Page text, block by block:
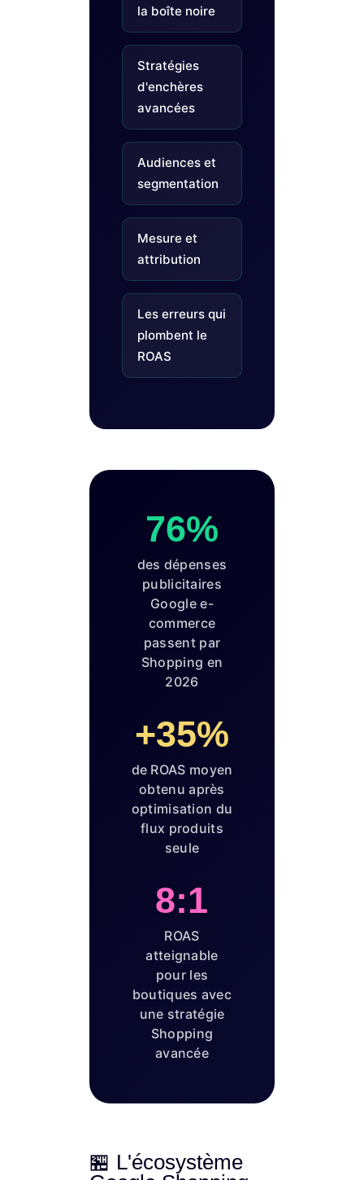
la boîte noire
Stratégies
d'enchères
avancées
Audiences et
segmentation
Mesure et
attribution
Les erreurs qui
plombent le
ROAS
76%
des dépenses
publicitaires
Google e-
commerce
passent par
Shopping en
2026
+35%
de ROAS moyen
obtenu après
optimisation du
flux produits
seule
8:1
ROAS
atteignable
pour les
boutiques avec
une stratégie
Shopping
avancée
🏪 L'écosystème